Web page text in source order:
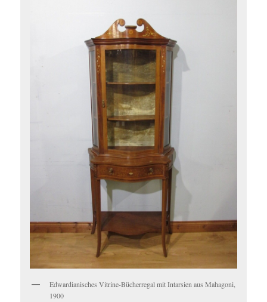
Edwardianisches Vitrine-Bücherregal mit Intarsien aus Mahagoni,
1900